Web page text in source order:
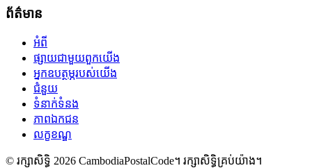
ព័ត៌មាន
អំពី
ផ្សាយជាមួយពួកយើង
អ្នកឧបត្ថម្ភរបស់យើង
ជំនួយ
ទំនាក់ទំនង
ភាពឯកជន
លក្ខខណ្ឌ
© រក្សាសិទ្ធិ 2026 CambodiaPostalCode។ រក្សាសិទ្ធិគ្រប់យ៉ាង។